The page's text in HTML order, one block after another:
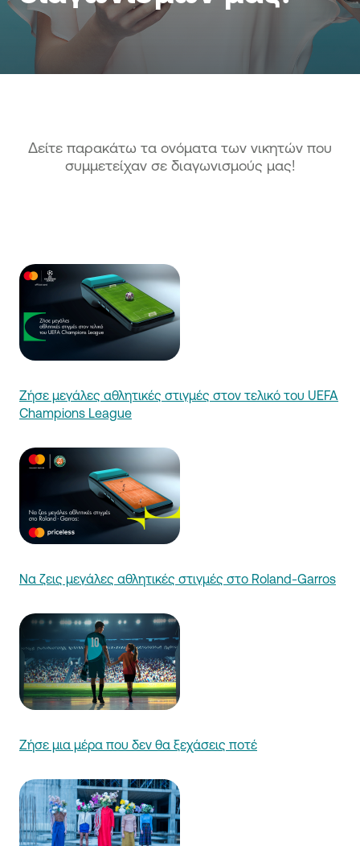
Δείτε παρακάτω τα ονόματα των νικητών που
συμμετείχαν σε διαγωνισμούς μας!
Ζήσε μεγάλες αθλητικές στιγμές στον τελικό του UEFA
Champions League
Να ζεις μεγάλες αθλητικές στιγμές στο Roland-Garros
Ζήσε μια μέρα που δεν θα ξεχάσεις ποτέ